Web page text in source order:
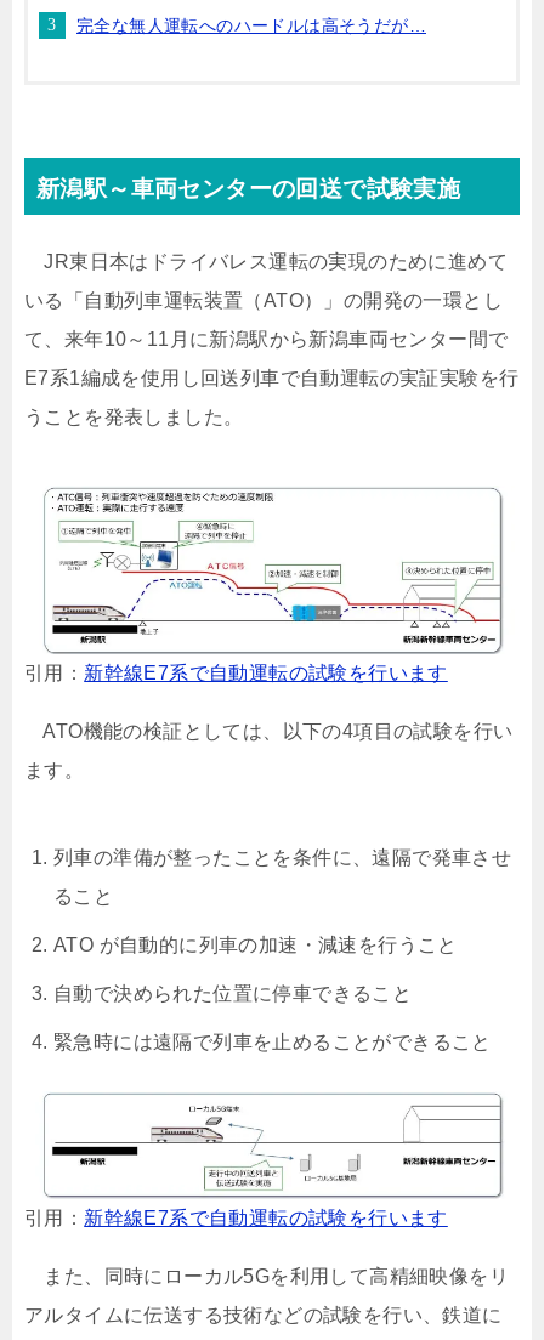
完全な無人運転へのハードルは高そうだが…
新潟駅～車両センターの回送で試験実施
JR東日本はドライバレス運転の実現のために進めて
いる「自動列車運転装置（ATO）」の開発の一環とし
て、来年10～11月に新潟駅から新潟車両センター間で
E7系1編成を使用し回送列車で自動運転の実証実験を行
うことを発表しました。
引用： 新幹線E7系で自動運転の試験を行います
ATO機能の検証としては、以下の4項目の試験を行い
ます。
列車の準備が整ったことを条件に、遠隔で発車させ
ること
ATO が自動的に列車の加速・減速を行うこと
自動で決められた位置に停車できること
緊急時には遠隔で列車を止めることができること
引用： 新幹線E7系で自動運転の試験を行います
また、同時にローカル5Gを利用して高精細映像をリ
アルタイムに伝送する技術などの試験を行い、鉄道に